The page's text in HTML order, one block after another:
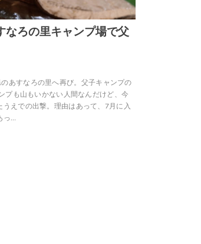
なろの里キャンプ場で父
あすなろの里へ再び。父子キャンプの
プも山もいかない人間なんだけど、今
うえでの出撃。理由はあって、7月に入
っ…